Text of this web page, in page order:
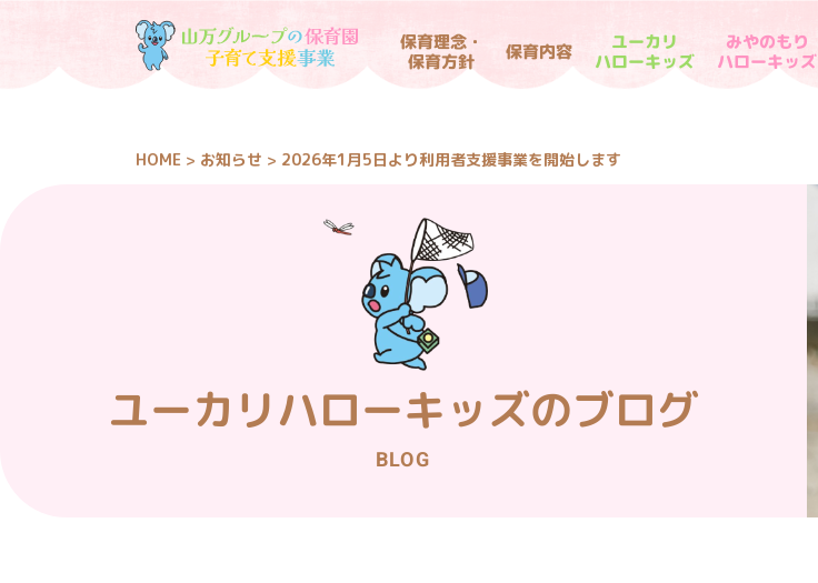
保育理念・
保育方針 保育内容 ユーカリ
ハローキッズ
みやのもり
ハローキッズ
HOME > お知らせ > 2026年1月5日より利用者支援事業を開始します
ユーカリハローキッズのブログ
BLOG